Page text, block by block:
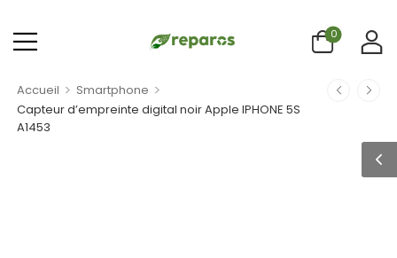
0
Accueil > Smartphone >
Capteur d’empreinte digital noir Apple IPHONE 5S
A1453